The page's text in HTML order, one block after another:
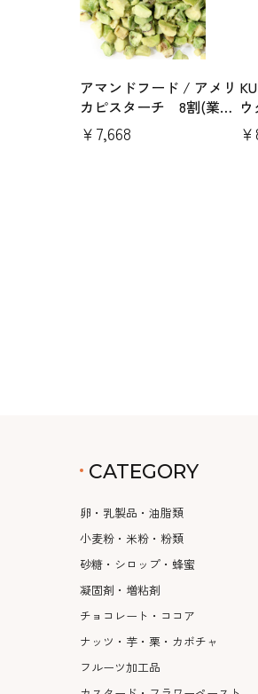
アマンドフード / アメリ
カピスターチ 8割(業務
用)1kg
￥7,668
CATEGORY
卵・乳製品・油脂類
小麦粉・米粉・粉類
砂糖・シロップ・蜂蜜
凝固剤・増粘剤
チョコレート・ココア
ナッツ・芋・栗・カボチャ
フルーツ加工品